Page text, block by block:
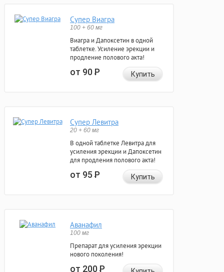
Супер Виагра
100 + 60 мг
Виагра и Дапоксетин в одной
таблетке. Усиление эрекции и
продление полового акта!
от 90Р Купить
Супер Левитра
20 + 60 мг
В одной таблетке Левитра для
усиления эрекции и Дапоксетин
для продления полового акта!
от 95Р Купить
Аванафил
100 мг
Препарат для усиления эрекции
нового поколения!
от 200Р